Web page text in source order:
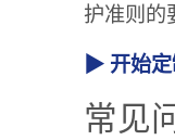
护准则的
▶ 开始
常见